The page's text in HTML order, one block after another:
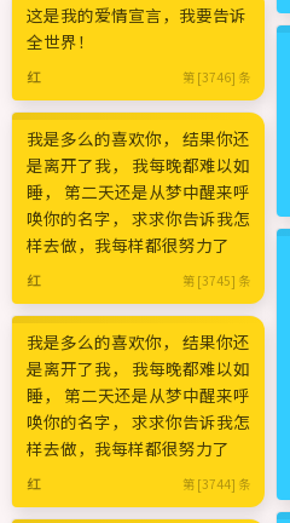
这是我的爱情宣言，我要告诉
全世界！
红 第 [3746] 条
我是多么的喜欢你， 结果你还
是离开了我， 我每晚都难以如
睡， 第二天还是从梦中醒来呼
唤你的名字， 求求你告诉我怎
样去做，我每样都很努力了
红 第 [3745] 条
我是多么的喜欢你， 结果你还
是离开了我， 我每晚都难以如
睡， 第二天还是从梦中醒来呼
唤你的名字， 求求你告诉我怎
样去做，我每样都很努力了
红 第 [3744] 条